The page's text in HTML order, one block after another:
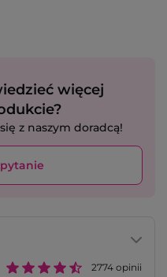
więcej
z naszym doradcą!
2774 opinii